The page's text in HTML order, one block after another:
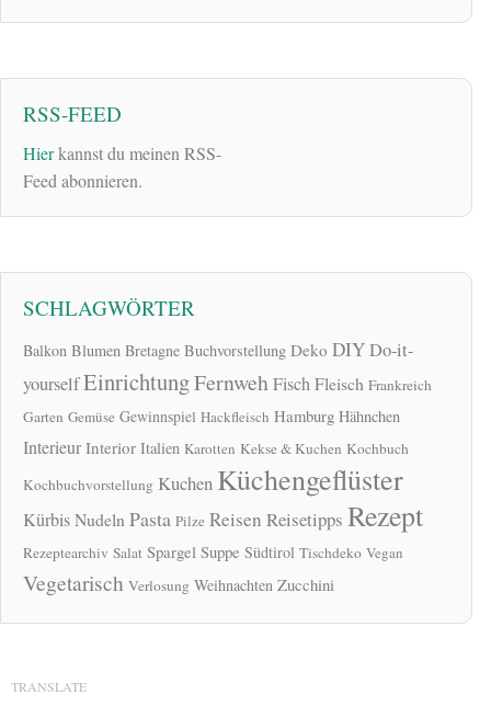
RSS-FEED
Hierkannst du meinen RSS-
Feed abonnieren.
SCHLAGWÖRTER
Balkon Blumen Bretagne Buchvorstellung Deko DIYDo-it-
yourselfEinrichtungFernwehFischFleisch Frankreich
Garten Gemüse Gewinnspiel Hackfleisch Hamburg Hähnchen
Interieur Interior Italien Karotten Kekse & Kuchen Kochbuch
Kochbuchvorstellung Kuchen Küchengeflüster
KürbisNudeln Pasta Pilze Reisen Reisetipps Rezept
Rezeptearchiv Salat Spargel Suppe Südtirol Tischdeko Vegan
Vegetarisch Verlosung Weihnachten Zucchini
TRANSLATE